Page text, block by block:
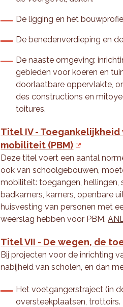
De ligging en het
De benedenverdieping en
De naaste omgeving:
gebieden voor koeren en
doorlaatbare oppervlakte,
des constructions en
toitures.
Titel IV -
mobiliteit (PBM)
Deze titel voert een aantal
ook van schoolgebouwen,
mobiliteit: toegangen, hellingen,
badkamers, kamers, openbare
huisvesting van personen met
weerslag hebben voor PBM.
Titel VII - De wegen, de
Bij projecten voor de inrichting
nabijheid van scholen, en dan
Het voetgangerstraject (in
oversteekplaatsen, trottoirs.